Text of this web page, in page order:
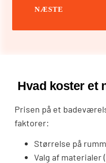
NÆSTE
Hvad koster et
Prisen på et
faktorer:
Størrelse på
Valg af materialer